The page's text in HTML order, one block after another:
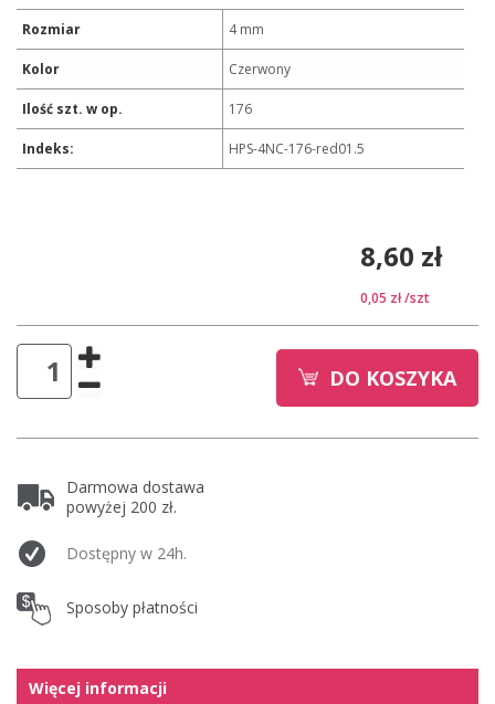
Rozmiar 4 mm
Kolor Czerwony
Ilość szt. w op. 176
Indeks: HPS-4NC-176-red01.5
8,60 zł
0,05 zł/szt
DO KOSZYKA
Darmowa dostawa
powyżej 200 zł.
Dostępny w 24h.
Sposoby płatności
Więcej informacji